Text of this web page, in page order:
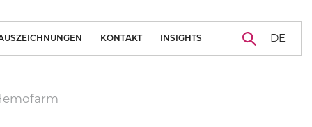
DE
KONTAKT INSIGHTS